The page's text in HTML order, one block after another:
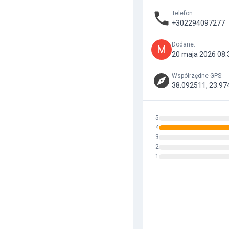
Telefon:
+302294097277
M Dodane:
20 maja 2026
Współrzędne GPS:
38.092511,
5
4
3
2
1